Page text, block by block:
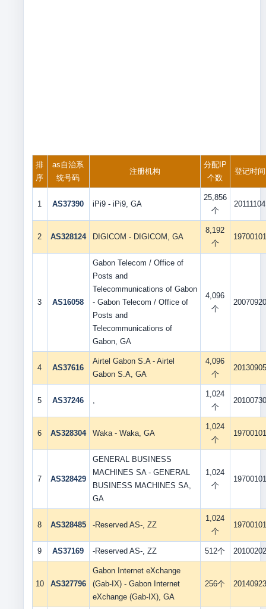
排
序
as自治系
统号码
注册机构
分配IP
个数
登记时间
1 AS37390 iPi9 - iPi9, GA
25,856
个
20111104
2 AS328124 DIGICOM - DIGICOM, GA
8,192
个
19700101
3 AS16058
Gabon Telecom / Office of
Posts and
Telecommunications of Gabon
- Gabon Telecom / Office of
Posts and
Telecommunications of
Gabon, GA
4,096
个
20070920
4 AS37616
Airtel Gabon S.A - Airtel
Gabon S.A, GA
4,096
个
20130905
5 AS37246 ,
1,024
个
20100730
6 AS328304 Waka - Waka, GA
1,024
个
19700101
7 AS328429
GENERAL BUSINESS
MACHINES SA - GENERAL
BUSINESS MACHINES SA,
GA
1,024
个
19700101
8 AS328485 -Reserved AS-, ZZ
1,024
个
19700101
9 AS37169 -Reserved AS-, ZZ 512个 20100202
10 AS327796
Gabon Internet eXchange
(Gab-IX) - Gabon Internet
eXchange (Gab-IX), GA
256个 20140923